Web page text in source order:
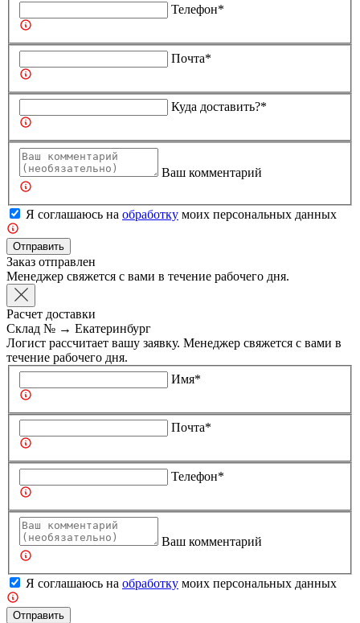
Телефон*
Почта*
Куда доставить?*
Ваш комментарий
Я соглашаюсь на обработку моих персональных данных
Отправить
Заказ отправлен
Менеджер свяжется с вами в течение рабочего дня.
Расчет доставки
Склад № → Екатеринбург
Логист рассчитает вашу заявку. Менеджер свяжется с вами в
течение рабочего дня.
Имя*
Почта*
Телефон*
Ваш комментарий
Я соглашаюсь на обработку моих персональных данных
Отправить